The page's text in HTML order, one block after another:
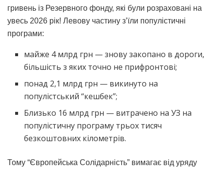
гривень із Резервного фонду, які були розраховані на
увесь 2026 рік! Левову частину зʼїли популістичні
програми:
​майже 4 млрд грн — знову закопано в дороги,
більшість з яких точно не прифронтові;
​понад 2,1 млрд грн — викинуто на
популістський “кешбек”;
Близько 16 млрд грн — витрачено на УЗ на
популістичну програму трьох тисяч
безкоштовних кілометрів.
Тому “Європейська Солідарність” вимагає від уряду